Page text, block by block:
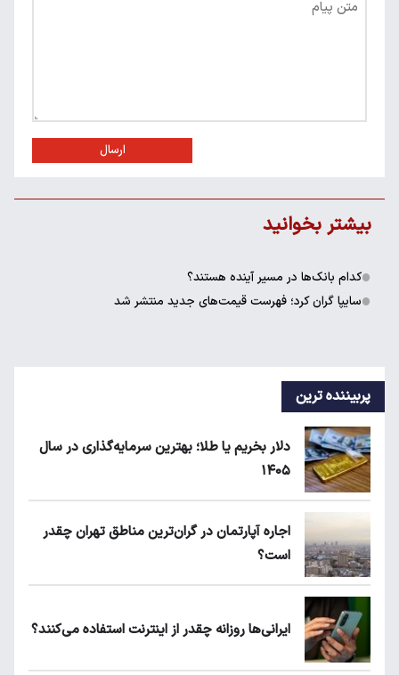
ارسال
بیشتر بخوانید
کدام بانک‌ها در مسیر آینده هستند؟
سایپا گران کرد؛ فهرست قیمت‌های جدید منتشر شد
پربیننده ترین
دلار بخریم یا طلا؛ بهترین سرمایه‌گذاری در سال
۱۴۰۵
اجاره آپارتمان در گران‌ترین مناطق تهران چقدر
است؟
ایرانی‌ها روزانه چقدر از اینترنت استفاده می‌کنند؟